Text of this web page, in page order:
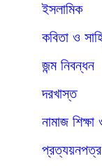
ইসলামিক
কবিতা ও
জন্ম নিবন্ধন
দরখাস্ত
নামাজ
প্রত্যয়নপত্র